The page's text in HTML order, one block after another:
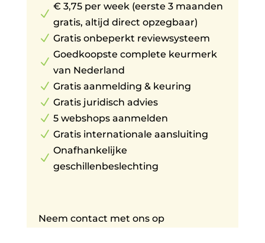
N
€ 3,75 per week (eerste 3 maanden
gratis, altijd direct opzegbaar)
N Gratis onbeperkt reviewsysteem
N
Goedkoopste complete keurmerk
van Nederland
N Gratis aanmelding & keuring
N Gratis juridisch advies
N 5 webshops aanmelden
N Gratis internationale aansluiting
N
Onafhankelijke
geschillenbeslechting
Neem contact met ons op